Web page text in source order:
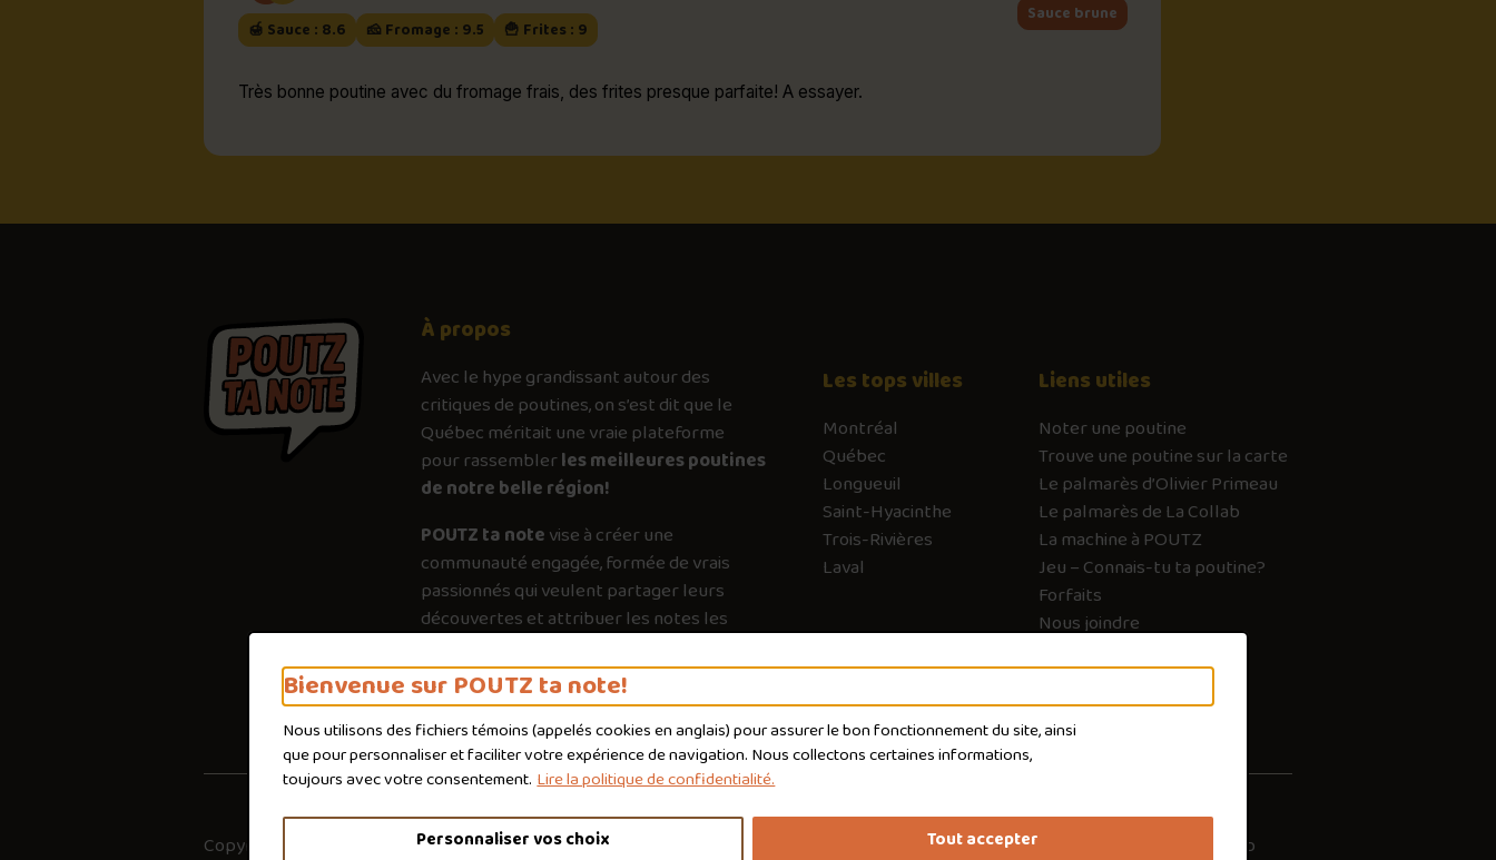
Bienvenue sur POUTZ ta note!
Nous utilisons des fichiers témoins (appeléscookiesen anglais) pour assurer le bon fonctionnement du site, ainsi
que pour personnaliser et faciliter votre expérience de navigation. Nous collectons certaines informations,
toujours avec votre consentement. Lire la politique de confidentialité.
Personnaliser vos choix Tout accepter
🍯 Sauce : 8.6 🧀 Fromage : 9.5 🍟 Frites : 9
Sauce brune
Très bonne poutine avec du fromage frais, des frites presque parfaite! A essayer.
À propos
Avec lehypegrandissant autour des
critiques de poutines, on s’est dit que le
Québec méritait une vraie plateforme
pour rassemblerles meilleures poutines
de notre belle région!
POUTZ ta notevise à créer une
communauté engagée, formée de vrais
passionnés qui veulent partager leurs
découvertes et attribuer les notes les
importance pour guider les autres vers les
poutines qui valent vraiment le détour.
Les tops villes
Montréal
Québec
Longueuil
Saint-Hyacinthe
Trois-Rivières
Laval
Liens utiles
Noter une poutine
Trouve une poutine sur la carte
Le palmarès d’Olivier Primeau
Le palmarès de La Collab
La machine à POUTZ
Jeu – Connais-tu ta poutine?
Forfaits
Nous joindre
Copyright © 2026 Conditions d'utilisation Personnaliser les cookies Ekloweb